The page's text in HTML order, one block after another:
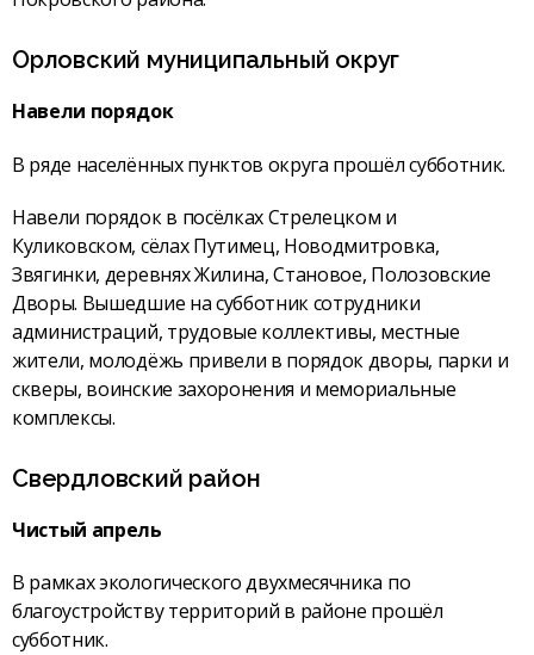
Орловский муниципальный округ
Навели порядок
В ряде населённых пунктов округа прошёл субботник.
Навели порядок в посёлках Стрелецком и
Куликовском, сёлах Путимец, Новодмитровка,
Звягинки, деревнях Жилина, Становое, Полозовские
Дворы. Вышедшие на субботник сотрудники
администраций, трудовые коллективы, местные
жители, молодёжь привели в порядок дворы, парки и
скверы, воинские захоронения и мемориальные
комплексы.
Свердловский район
Чистый апрель
В рамках экологического двухмесячника по
благоустройству территорий в районе прошёл
субботник.